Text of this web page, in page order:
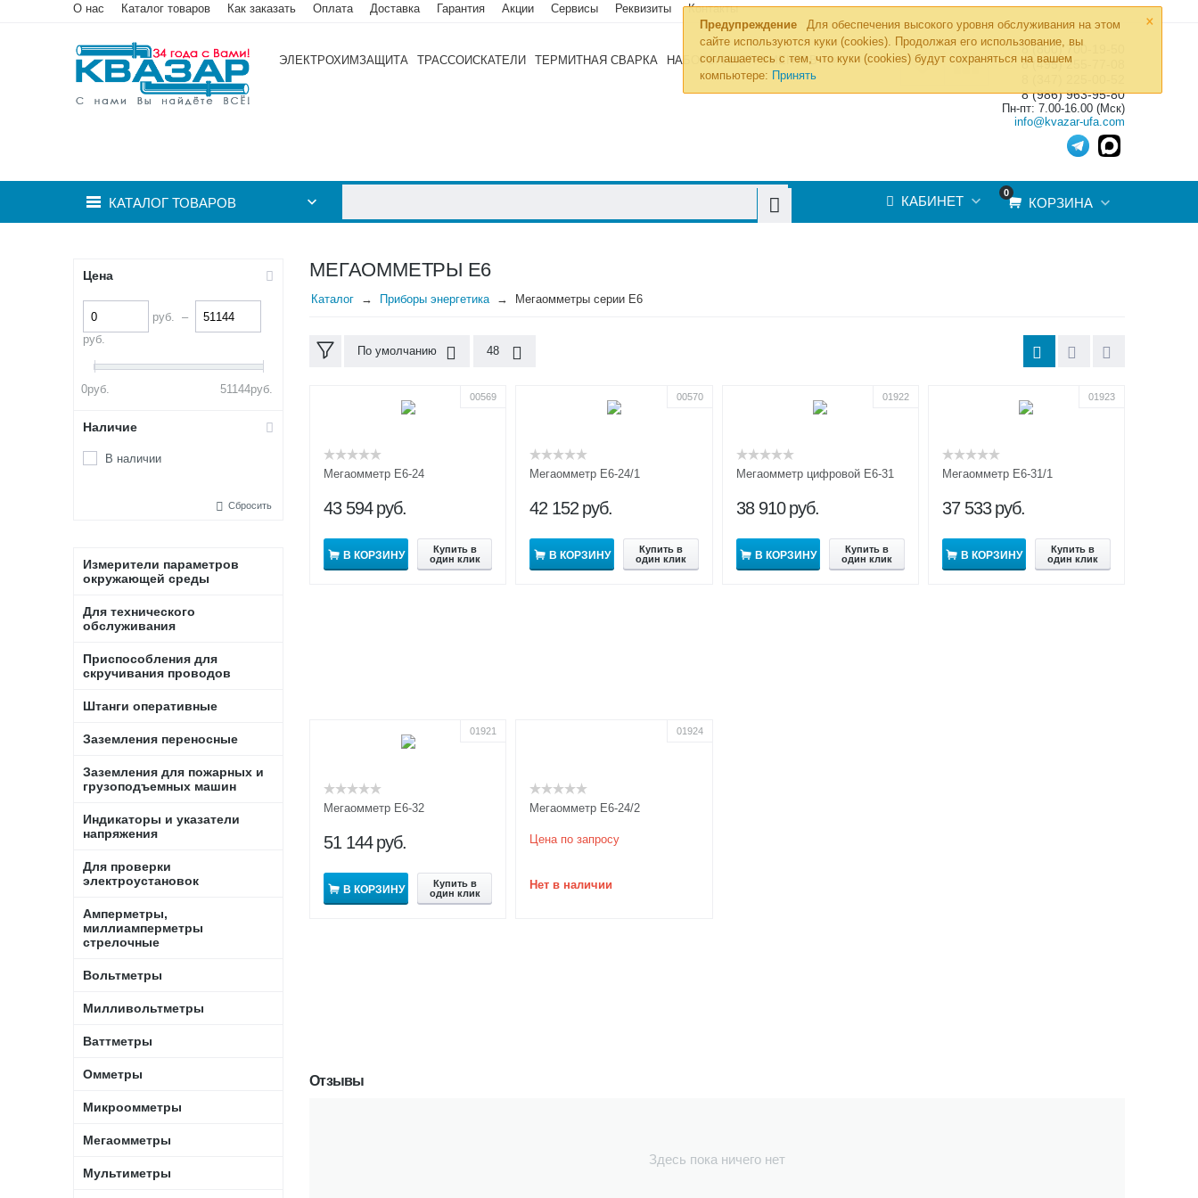
×
Предупреждение
Для обеспечения высокого уровня обслуживания на этом
сайте используются куки (cookies). Продолжая его использование, вы
соглашаетесь с тем, что куки (cookies) будут сохраняться на вашем
компьютере: Принять
О нас Каталог товаров Как заказать Оплата Доставка Гарантия Акции Сервисы Реквизиты Контакты
ЭЛЕКТРОХИМЗАЩИТА ТРАССОИСКАТЕЛИ ТЕРМИТНАЯ СВАРКА НАБОРЫ ИНСТРУМЕНТОВ »
8 (800) 700-19-50
8 (495) 255-77-08
8 (986) 963-95-80
Пн-пт: 7.00-16.00 (Мск)
info@kvazar-ufa.com
КАТАЛОГ ТОВАРОВ
0
КОРЗИНА
КАБИНЕТ
Цена
руб.
–
руб.
0руб. 51144руб.
Наличие
В наличии
Сбросить
Измерители параметров
окружающей среды
Для технического
обслуживания
Приспособления для
скручивания проводов
Штанги оперативные
Заземления переносные
Заземления для пожарных и
грузоподъемных машин
Индикаторы и указатели
напряжения
Для проверки
электроустановок
Амперметры,
миллиамперметры
стрелочные
Вольтметры
Милливольтметры
Ваттметры
Омметры
Микроомметры
Мегаомметры
Мультиметры
МЕГАОММЕТРЫ Е6
Каталог Приборы энергетика Мегаомметры серии Е6
По умолчанию 48
00569
Мегаомметр Е6-24
43 594 руб.
В КОРЗИНУ
Купить в
один клик
00570
Мегаомметр Е6-24/1
42 152 руб.
В КОРЗИНУ
Купить в
один клик
01922
Мегаомметр цифровой Е6-31
38 910 руб.
В КОРЗИНУ
Купить в
один клик
01923
Мегаомметр Е6-31/1
37 533 руб.
В КОРЗИНУ
Купить в
один клик
01921
Мегаомметр Е6-32
51 144 руб.
В КОРЗИНУ
Купить в
один клик
01924
Мегаомметр Е6-24/2
Цена по запросу
Нет в наличии
Отзывы
Здесь пока ничего нет